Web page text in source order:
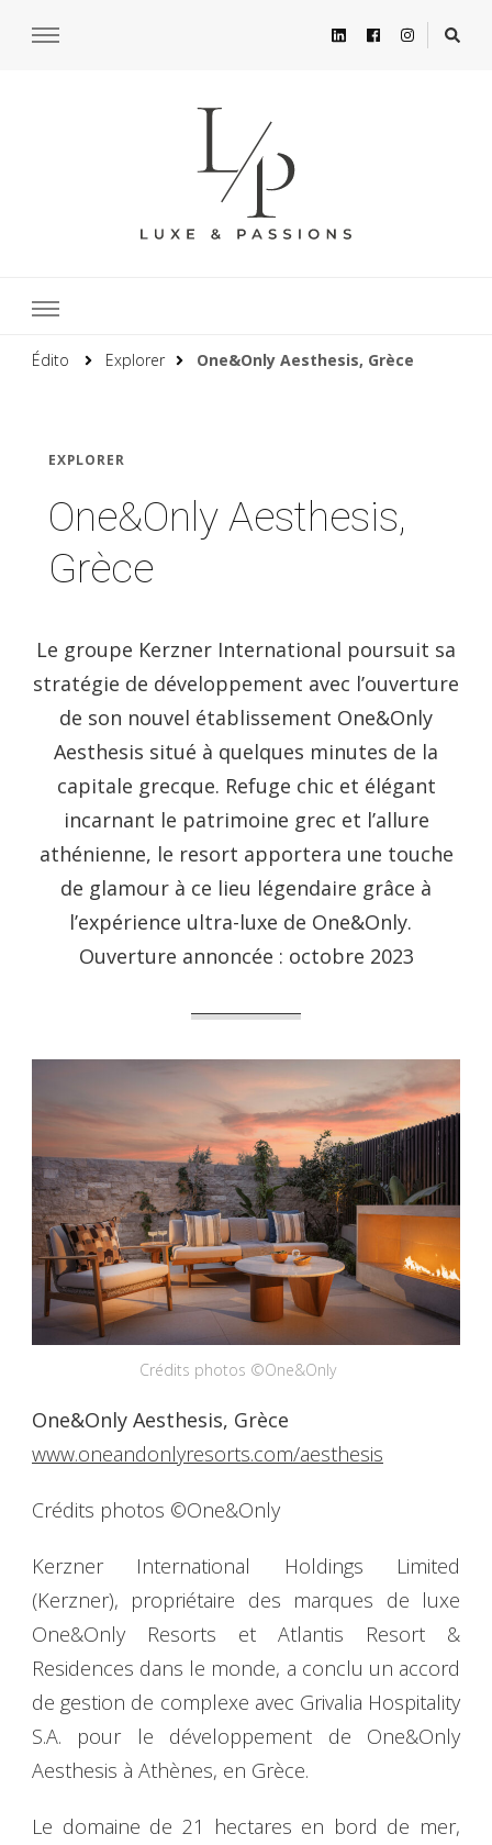
Édito Explorer One&Only Aesthesis, Grèce
EXPLORER
One&Only Aesthesis,
Grèce
Le groupe Kerzner International poursuit sa
stratégie de développement avec l’ouverture
de son nouvel établissement One&Only
Aesthesis situé à quelques minutes de la
capitale grecque. Refuge chic et élégant
incarnant le patrimoine grec et l’allure
athénienne, le resort apportera une touche
de glamour à ce lieu légendaire grâce à
l’expérience ultra-luxe de One&Only.
Ouverture annoncée : octobre 2023
Crédits photos ©One&Only
One&Only Aesthesis, Grèce
www.oneandonlyresorts.com/aesthesis
Crédits photos ©One&Only
Kerzner International Holdings Limited
(Kerzner), propriétaire des marques de luxe
One&Only Resorts et Atlantis Resort &
Residences dans le monde, a conclu un accord
de gestion de complexe avec Grivalia Hospitality
S.A. pour le développement de One&Only
Aesthesis à Athènes, en Grèce.
Le domaine de 21 hectares en bord de mer,